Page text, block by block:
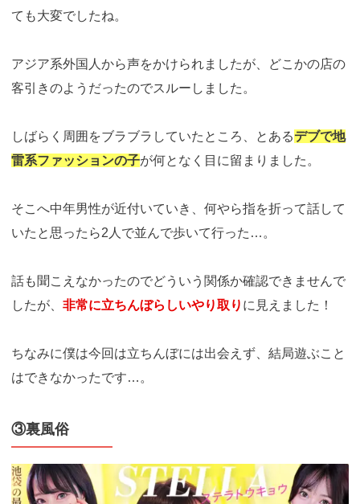
ても大変でしたね。
アジア系外国人から声をかけられましたが、どこかの店の
客引きのようだったのでスルーしました。
しばらく周囲をブラブラしていたところ、とあるデブで地
雷系ファッションの子が何となく目に留まりました。
そこへ中年男性が近付いていき、何やら指を折って話して
いたと思ったら2人で並んで歩いて行った…。
話も聞こえなかったのでどういう関係か確認できませんで
したが、 非常に立ちんぼらしいやり取り に見えました！
ちなみに僕は今回は立ちんぼには出会えず、結局遊ぶこと
はできなかったです…。
③裏風俗